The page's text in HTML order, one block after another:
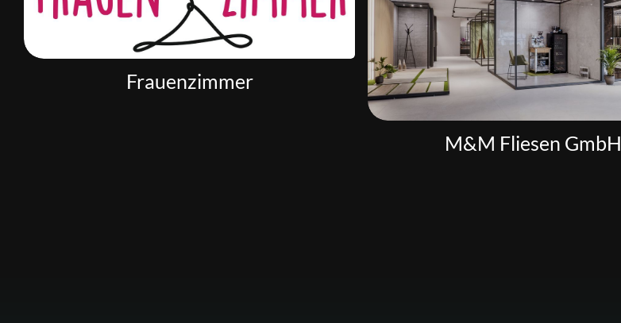
Frauenzimmer
M&M Fliesen GmbH